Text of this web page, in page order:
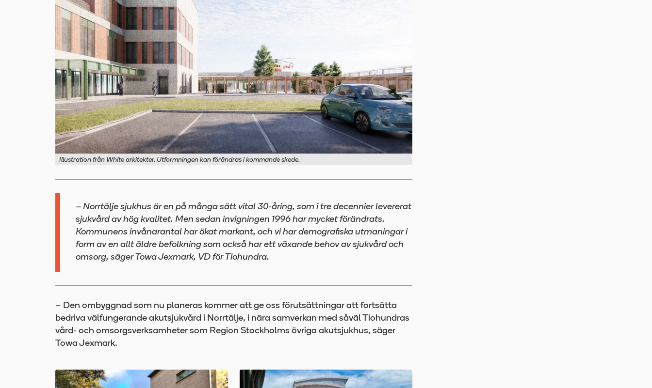
​Illustration från White arkitekter. Utformningen kan förändras i kommande skede.
– Norrtälje sjukhus är en på många sätt vital 30-åring, som i tre decennier levererat
sjukvård av hög kvalitet. Men sedan invigningen 1996 har mycket förändrats.
Kommunens invånarantal har ökat markant, och vi har demografiska utmaningar i
form av en allt äldre befolkning som också har ett växande behov av sjukvård och
omsorg, säger Towa Jexmark, VD för Tiohundra.
– Den ombyggnad som nu planeras kommer att ge oss förutsättningar att fortsätta
bedriva välfungerande akutsjukvård i Norrtälje, i nära samverkan med såväl Tiohundras
vård- och omsorgsverksamheter som Region Stockholms övriga akutsjukhus, säger
Towa Jexmark.